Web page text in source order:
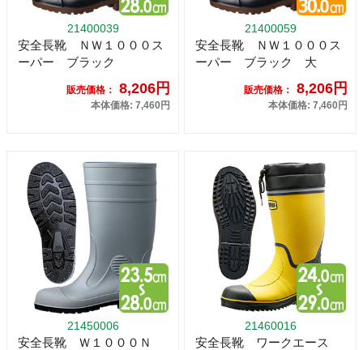
21400039
安全長靴 ＮＷ１０００ス
ーパー ブラック
販売価格： 8,206円
本体価格: 7,460円
21400059
安全長靴 ＮＷ１０００ス
ーパー ブラック 大
販売価格： 8,206円
本体価格: 7,460円
21450006
安全長靴 Ｗ１０００Ｎ
21460016
安全長靴 ワークエース